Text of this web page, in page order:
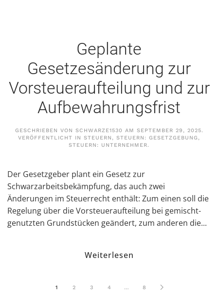
Geplante
Gesetzesänderung zur
Vorsteueraufteilung und zur
Aufbewahrungsfrist
GESCHRIEBEN VON SCHWARZE1530 AM SEPTEMBER 29, 2025.
VERÖFFENTLICHT IN STEUERN, STEUERN: GESETZGEBUNG,
STEUERN: UNTERNEHMER.
Der Gesetzgeber plant ein Gesetz zur
Schwarzarbeitsbekämpfung, das auch zwei
Änderungen im Steuerrecht enthält: Zum einen soll die
Regelung über die Vorsteueraufteilung bei gemischt-
genutzten Grundstücken geändert, zum anderen die...
Weiterlesen
1 2 3 4 … 8